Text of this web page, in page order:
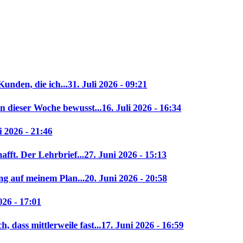
die ich...31. Juli 2026 - 09:21
dieser Woche bewusst...16. Juli 2026 - 16:34
2026 - 21:46
Der Lehrbrief...27. Juni 2026 - 15:13
auf meinem Plan...20. Juni 2026 - 20:58
- 17:01
dass mittlerweile fast...17. Juni 2026 - 16:59